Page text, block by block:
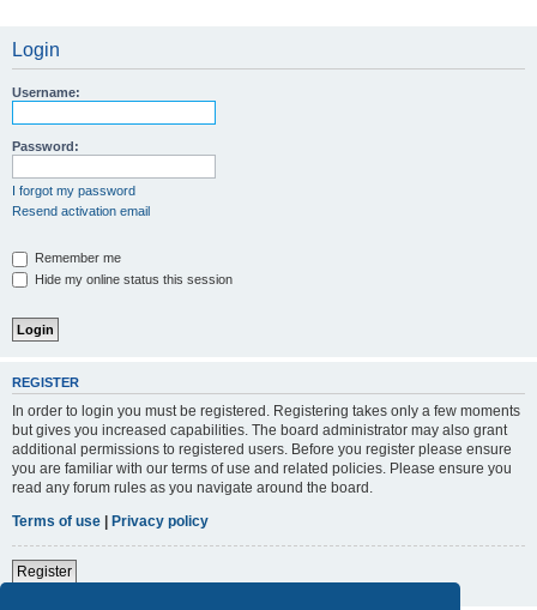
Login
Username:
Password:
I forgot my password
Resend activation email
Remember me
Hide my online status this session
REGISTER
In order to login you must be registered. Registering takes only a few moments
but gives you increased capabilities. The board administrator may also grant
additional permissions to registered users. Before you register please ensure
you are familiar with our terms of use and related policies. Please ensure you
read any forum rules as you navigate around the board.
Terms of use | Privacy policy
Register